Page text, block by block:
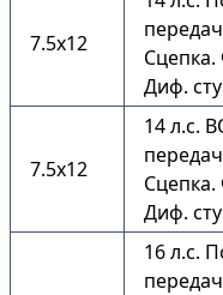
7.5х12
Диф.
7.5х12
14 л.с.
Диф.
16 л.с.